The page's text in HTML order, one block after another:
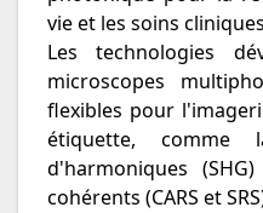
vie et les soins
Les technologies
microscopes
flexibles pour
étiquette, comme
d'harmoniques
cohérents (CARS et